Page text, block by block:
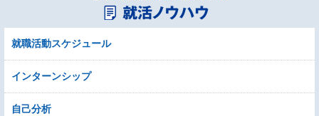
就職活動スケジュール
インターンシップ
自己分析